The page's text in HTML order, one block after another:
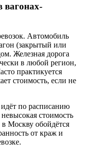
вагонах-
Автомобиль
(закрытый или
Железная дорога
в любой регион,
практикуется
стоимость, если не
по расписанию
стоимость
Москву обойдётся
от краж и